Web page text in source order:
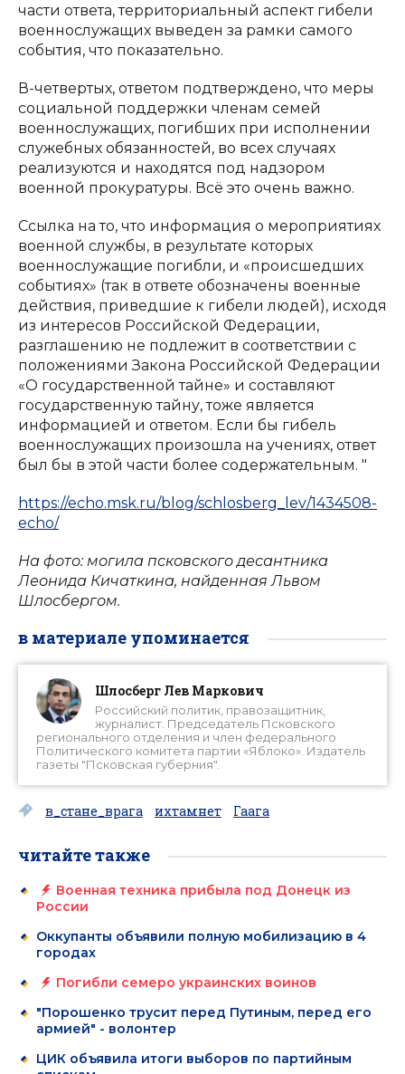
части ответа, территориальный аспект гибели
военнослужащих выведен за рамки самого
события, что показательно.
В-четвертых, ответом подтверждено, что меры
социальной поддержки членам семей
военнослужащих, погибших при исполнении
служебных обязанностей, во всех случаях
реализуются и находятся под надзором
военной прокуратуры. Всё это очень важно.
Ссылка на то, что информация о мероприятиях
военной службы, в результате которых
военнослужащие погибли, и «происшедших
событиях» (так в ответе обозначены военные
действия, приведшие к гибели людей), исходя
из интересов Российской Федерации,
разглашению не подлежит в соответствии с
положениями Закона Российской Федерации
«О государственной тайне» и составляют
государственную тайну, тоже является
информацией и ответом. Если бы гибель
военнослужащих произошла на учениях, ответ
был бы в этой части более содержательным. "
https://echo.msk.ru/blog/schlosberg_lev/1434508-
echo/
На фото: могила псковского десантника
Леонида Кичаткина, найденная Львом
Шлосбергом.
в материале упоминается
Шлосберг Лев Маркович
Российский политик, правозащитник,
журналист. Председатель Псковского
регионального отделения и член федерального
Политического комитета партии «Яблоко». Издатель
газеты "Псковская губерния".
в_стане_врага ихтамнет Гаага
читайте также
Военная техника прибыла под Донецк из
России
Оккупанты объявили полную мобилизацию в 4
городах
Погибли семеро украинских воинов
"Порошенко трусит перед Путиным, перед его
армией" - волонтер
ЦИК объявила итоги выборов по партийным